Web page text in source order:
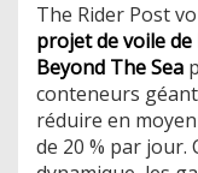
The Rider Post
projet de voile de
Beyond The Sea
conteneurs
réduire en
de 20 % par